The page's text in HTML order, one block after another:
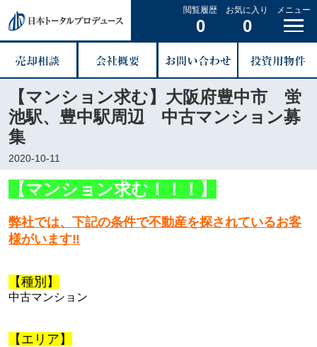
閲覧履歴
0
お気に入り
0
メニュー
【マンション求む】大阪府豊中市 蛍
池駅、豊中駅周辺 中古マンション募
集
2020-10-11
【マンション求む！！！】
弊社では、下記の条件で不動産を探されているお客
様がいます‼
【種別】
中古マンション
【エリア】